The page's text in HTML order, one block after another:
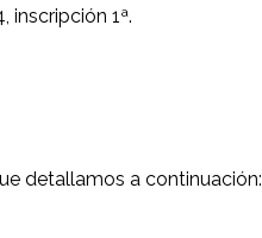
inscripción 1ª.
detallamos a continuación: